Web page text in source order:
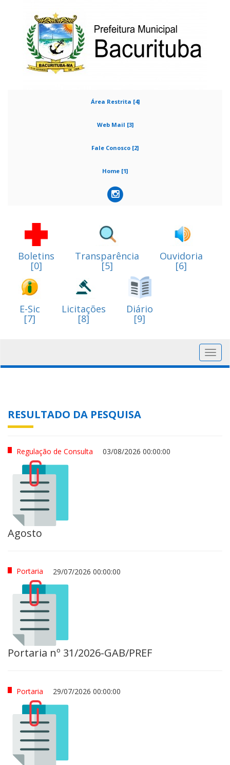
Área Restrita [4]
Web Mail [3]
Fale Conosco [2]
Home [1]
Boletins
[0]
Transparência
[5]
Ouvidoria
[6]
E-Sic
[7]
Licitações
[8]
Diário
[9]
RESULTADO DA PESQUISA
Regulação de Consulta 03/08/2026 00:00:00
Agosto
Portaria 29/07/2026 00:00:00
Portaria nº 31/2026-GAB/PREF
Portaria 29/07/2026 00:00:00